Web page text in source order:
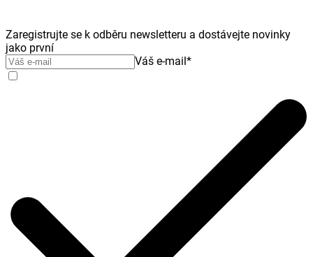
Zaregistrujte se k odběru newsletteru a dostávejte novinky
jako první
Váš e-mail*